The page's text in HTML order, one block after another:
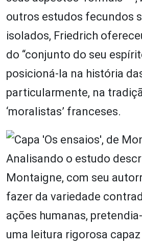
outros estudos fecundos
isolados, Friedrich
do “conjunto do seu
posicioná-la na história
particularmente, na
‘moralistas’ franceses.
Analisando o estudo
Montaigne, com seu
fazer da variedade
ações humanas,
uma leitura rigorosa capaz